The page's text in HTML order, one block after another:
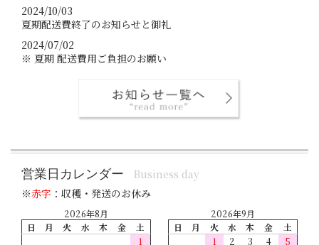
2024/10/03
夏期配送費終了のお知らせと御礼
2024/07/02
※ 夏期 配送費用ご負担のお願い
営業日カレンダー
Business day
※赤字 ：収穫・発送のお休み
2026年8月
日
月 火 水 木 金
土
1
2026年9月
日
月 火 水 木 金
土
1
2 3 4
5